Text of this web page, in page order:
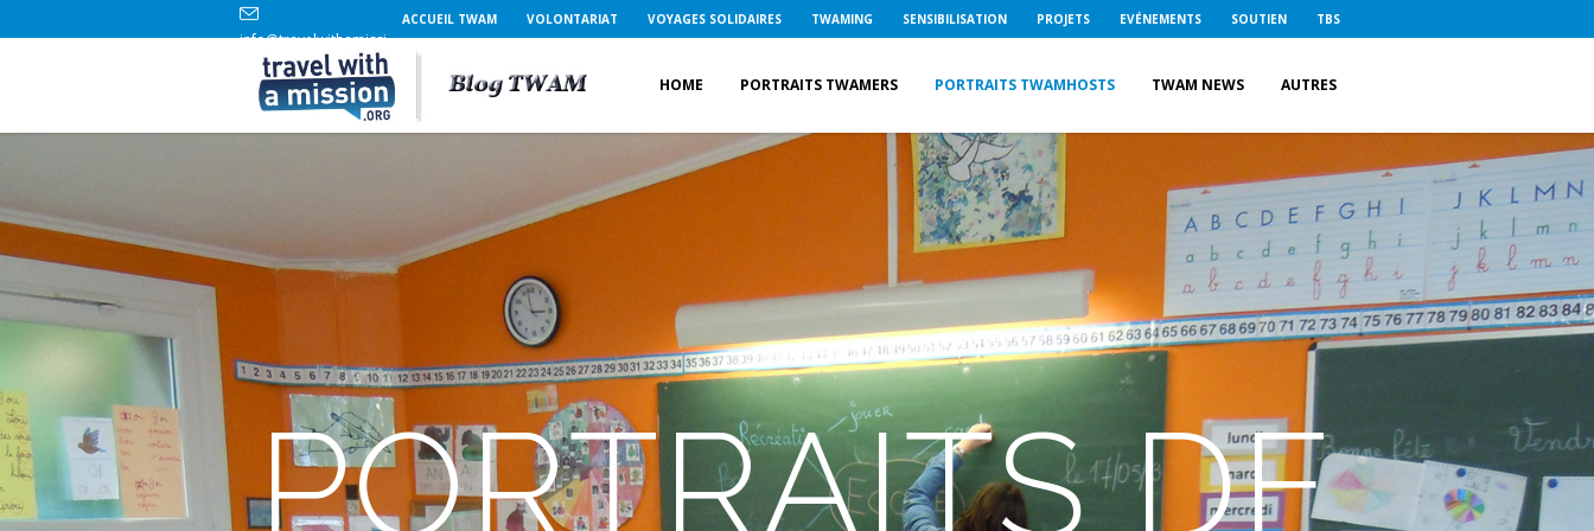
ACCUEIL TWAM VOLONTARIAT VOYAGES SOLIDAIRES TWAMING SENSIBILISATION PROJETS EVÉNEMENTS SOUTIEN TBS
info@travelwithamission.org
+33 (0)6 86 84 96 69
HOME
PORTRAITS TWAMERS PORTRAITS TWAMHOSTS TWAM NEWS AUTRES
PORTRAITS DE